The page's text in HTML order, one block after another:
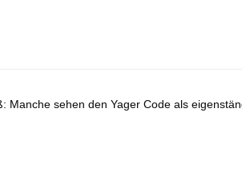
sehen den Yager Code als